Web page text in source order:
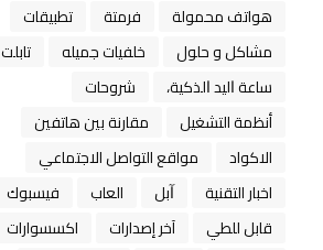
هواتف محمولة فرمتة
تطبيقات
مشاكل و حلول
خلفيات جميله
تابلت
ﺳﺎﻋﺔ ﺍﻟﻴﺪ ﺍﻟﺬﻛﻴﺔ،
شروحات
أنظمة التشغيل
مقارنة بين هاتفين
الاكواد
مواقع التواصل الاجتماعي
اخبار التقنية
ﺁﺑﻞ العاب
فيسبوك
قابل للطي
آخر إصدارات
اكسسوارات